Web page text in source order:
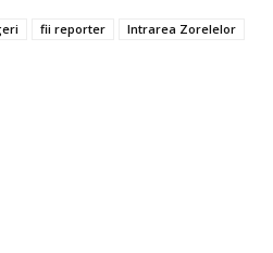
fii reporter Intrarea Zorelelor